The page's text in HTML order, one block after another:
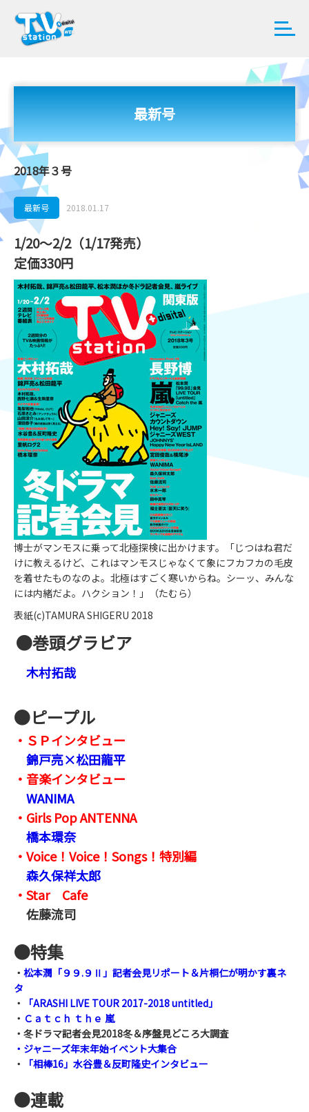
最新号
2018年３号
最新号 2018.01.17
1/20～2/2（1/17発売）
定価330円
博士がマンモスに乗って北極探検に出かけます。「じつはね君だ
けに教えるけど、これはマンモスじゃなくて象にフカフカの毛皮
を着せたものなのよ。北極はすごく寒いからね。シーッ、みんな
には内緒だよ。ハクション！」（たむら）
表紙(c)TAMURA SHIGERU 2018
●巻頭グラビア
木村拓哉
●ピープル
・ＳＰインタビュー
錦戸亮×松田龍平
・音楽インタビュー
WANIMA
・Girls Pop ANTENNA
橋本環奈
・Voice！Voice！Songs！特別編
森久保祥太郎
・Star Cafe
佐藤流司
●特集
・ 松本潤「９９.９Ⅱ」記者会見リポート＆片桐仁が明かす裏ネ
タ
・
「ARASHI LIVE TOUR 2017-2018 untitled」
・ Ｃａｔｃｈ ｔｈｅ 嵐
・冬ドラマ記者会見2018冬＆序盤見どころ大調査
・ジャニーズ年末年始イベント大集合
・
「相棒16」水谷豊＆反町隆史インタビュー
●連載